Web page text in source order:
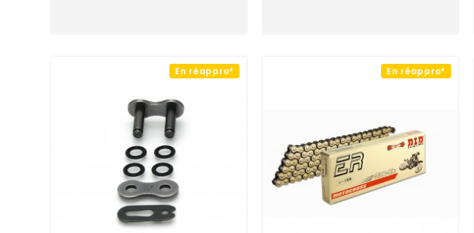
En réappro* En réappro*